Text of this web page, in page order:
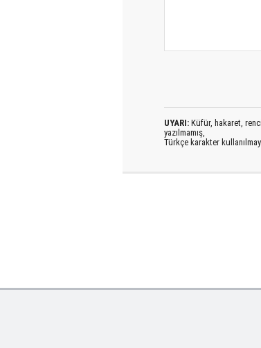
UYARI: Küfür, hakaret,
yazılmamış,
Türkçe karakter